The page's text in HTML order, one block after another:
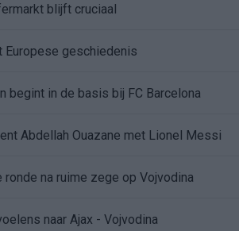
blijft cruciaal
Europese geschiedenis
begint in de basis bij FC Barcelona
Abdellah Ouazane met Lionel Messi
na ruime zege op Vojvodina
naar Ajax - Vojvodina